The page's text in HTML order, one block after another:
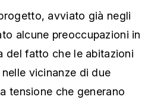
avviato già negli
alcune preoccupazioni in
del fatto che le abitazioni
vicinanze di due
tensione che generano